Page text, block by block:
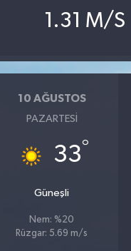
1.31 M/S
10 AĞUSTOS
PAZARTESI
33°
Güneşli
Nem: %20
Rüzgar: 5.69 m/s